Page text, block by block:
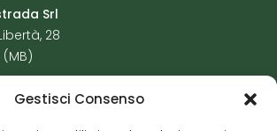
Gestisci Consenso
Srl
28